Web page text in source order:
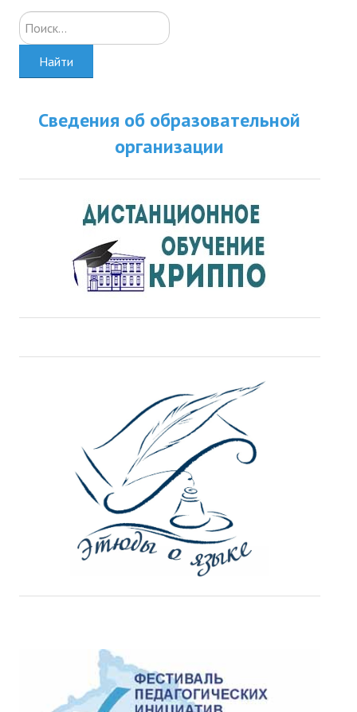
Искать...
Найти
Сведения об образовательной
организации